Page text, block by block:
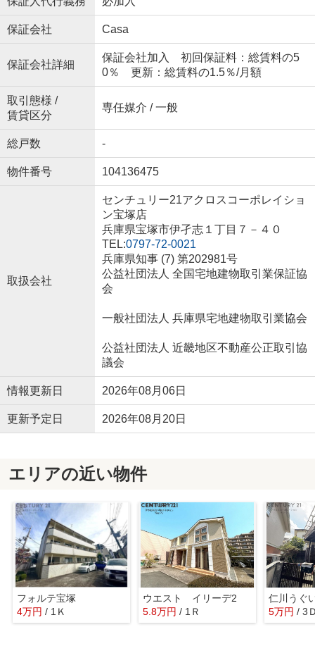
保証会社 Casa
保証会社詳細
保証会社加入 初回保証料：総賃料の5
0％ 更新：総賃料の1.5％/月額
取引態様 /
賃貸区分
専任媒介 / 一般
総戸数 -
物件番号 104136475
取扱会社
センチュリー21アクロスコーポレイショ
ン宝塚店
兵庫県宝塚市伊孑志１丁目７－４０
TEL:0797-72-0021
兵庫県知事 (7) 第202981号
公益社団法人 全国宅地建物取引業保証協
会
一般社団法人 兵庫県宅地建物取引業協会
公益社団法人 近畿地区不動産公正取引協
議会
情報更新日 2026年08月06日
更新予定日 2026年08月20日
エリアの近い物件
フォルテ宝塚
4万円 / 1Ｋ
ウエスト イリーデ2
5.8万円/ 1Ｒ
仁川うぐ
5万円/ 3